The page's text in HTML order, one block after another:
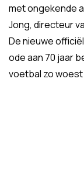
met ongekende
Jong, directeur
De nieuwe
ode aan 70 jaar
voetbal zo woest